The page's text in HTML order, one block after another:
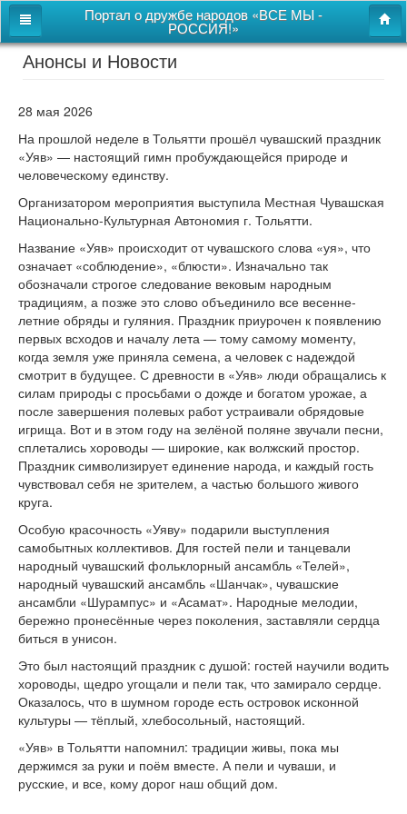
Портал о дружбе народов «ВСЕ МЫ -
РОССИЯ!»
Главная
Новости
СВОи
Этнокультурная карта
Казачий центр
Детям
Видео
Поиск
Карта сайта
Перейти к полной
версии сайта
Анонсы и Новости
28 мая 2026
На прошлой неделе в Тольятти прошёл чувашский праздник
«Уяв» — настоящий гимн пробуждающейся природе и
человеческому единству.
Организатором мероприятия выступила Местная Чувашская
Национально-Культурная Автономия г. Тольятти.
Название «Уяв» происходит от чувашского слова «уя», что
означает «соблюдение», «блюсти». Изначально так
обозначали строгое следование вековым народным
традициям, а позже это слово объединило все весенне-
летние обряды и гуляния. Праздник приурочен к появлению
первых всходов и началу лета — тому самому моменту,
когда земля уже приняла семена, а человек с надеждой
смотрит в будущее. С древности в «Уяв» люди обращались к
силам природы с просьбами о дожде и богатом урожае, а
после завершения полевых работ устраивали обрядовые
игрища. Вот и в этом году на зелёной поляне звучали песни,
сплетались хороводы — широкие, как волжский простор.
Праздник символизирует единение народа, и каждый гость
чувствовал себя не зрителем, а частью большого живого
круга.
Особую красочность «Уяву» подарили выступления
самобытных коллективов. Для гостей пели и танцевали
народный чувашский фольклорный ансамбль «Телей»,
народный чувашский ансамбль «Шанчак», чувашские
ансамбли «Шурампус» и «Асамат». Народные мелодии,
бережно пронесённые через поколения, заставляли сердца
биться в унисон.
Это был настоящий праздник с душой: гостей научили водить
хороводы, щедро угощали и пели так, что замирало сердце.
Оказалось, что в шумном городе есть островок исконной
культуры — тёплый, хлебосольный, настоящий.
«Уяв» в Тольятти напомнил: традиции живы, пока мы
держимся за руки и поём вместе. А пели и чуваши, и
русские, и все, кому дорог наш общий дом.